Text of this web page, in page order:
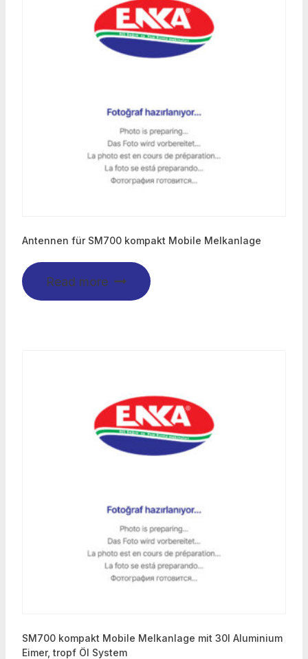
Antennen für SM700 kompakt Mobile Melkanlage
Read more
SM700 kompakt Mobile Melkanlage mit 30l Aluminium
Eimer, tropf Öl System